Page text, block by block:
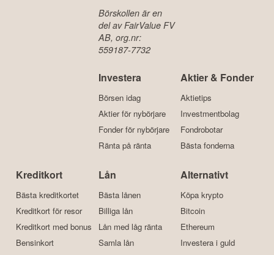
Börskollen är en
del av FairValue FV
AB, org.nr:
559187-7732
Investera
Börsen idag
Aktier för nybörjare
Fonder för nybörjare
Ränta på ränta
Aktier & Fonder
Aktietips
Investmentbolag
Fondrobotar
Bästa fonderna
Kreditkort
Bästa kreditkortet
Kreditkort för resor
Kreditkort med bonus
Bensinkort
Lån
Bästa lånen
Billiga lån
Lån med låg ränta
Samla lån
Alternativt
Köpa krypto
Bitcoin
Ethereum
Investera i guld